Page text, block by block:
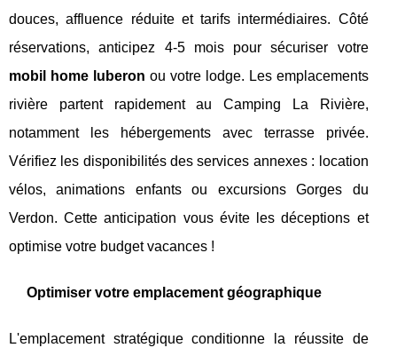
douces, affluence réduite et tarifs intermédiaires. Côté
réservations, anticipez 4-5 mois pour sécuriser votre
mobil home luberon ou votre lodge. Les emplacements
rivière partent rapidement au Camping La Rivière,
notamment les hébergements avec terrasse privée.
Vérifiez les disponibilités des services annexes : location
vélos, animations enfants ou excursions Gorges du
Verdon. Cette anticipation vous évite les déceptions et
optimise votre budget vacances !
Optimiser votre emplacement géographique
L'emplacement stratégique conditionne la réussite de